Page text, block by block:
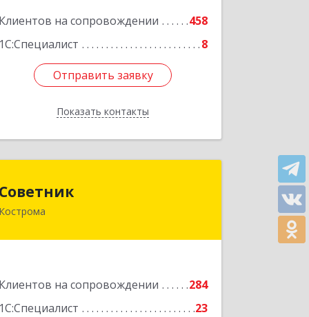
Клиентов на сопровождении
458
1С:Специалист
8
Отправить заявку
Показать контакты
Отправить заявку
Назад
Советник
Кострома
Клиентов на сопровождении
284
1С:Специалист
23
156000, Костромская обл, Кострома г,